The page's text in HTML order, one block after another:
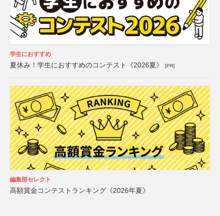
学生におすすめ
夏休み！学生におすすめのコンテスト《2026夏》 [PR]
編集部セレクト
高額賞金コンテストランキング《2026年夏》